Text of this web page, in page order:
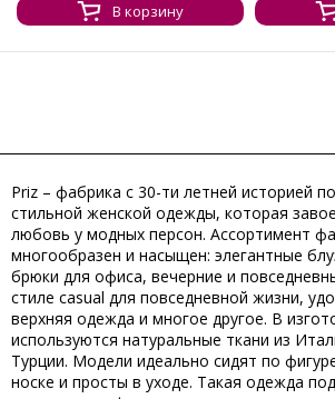
В корзину
Priz – фабрика с 30-ти летней историей
стильной женской одежды, которая
любовь у модных персон. Ассортимент
многообразен и насыщен: элегантные
брюки для офиса, вечерние и
стиле casual для повседневной жизни,
верхняя одежда и многое другое. В
используются натуральные ткани из
Турции. Модели идеально сидят по
носке и просты в уходе. Такая одежда